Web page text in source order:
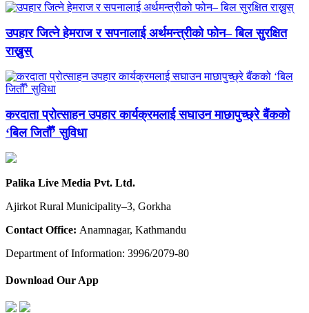
उपहार जित्ने हेमराज र सपनालाई अर्थमन्त्रीको फोन– बिल सुरक्षित
राख्नुस्
करदाता प्रोत्साहन उपहार कार्यक्रमलाई सघाउन माछापुच्छ्रे बैंकको
‘बिल जितौँ’ सुविधा
Palika Live Media Pvt. Ltd.
Ajirkot Rural Municipality–3, Gorkha
Contact Office: Anamnagar, Kathmandu
Department of Information: 3996/2079-80
Download Our App